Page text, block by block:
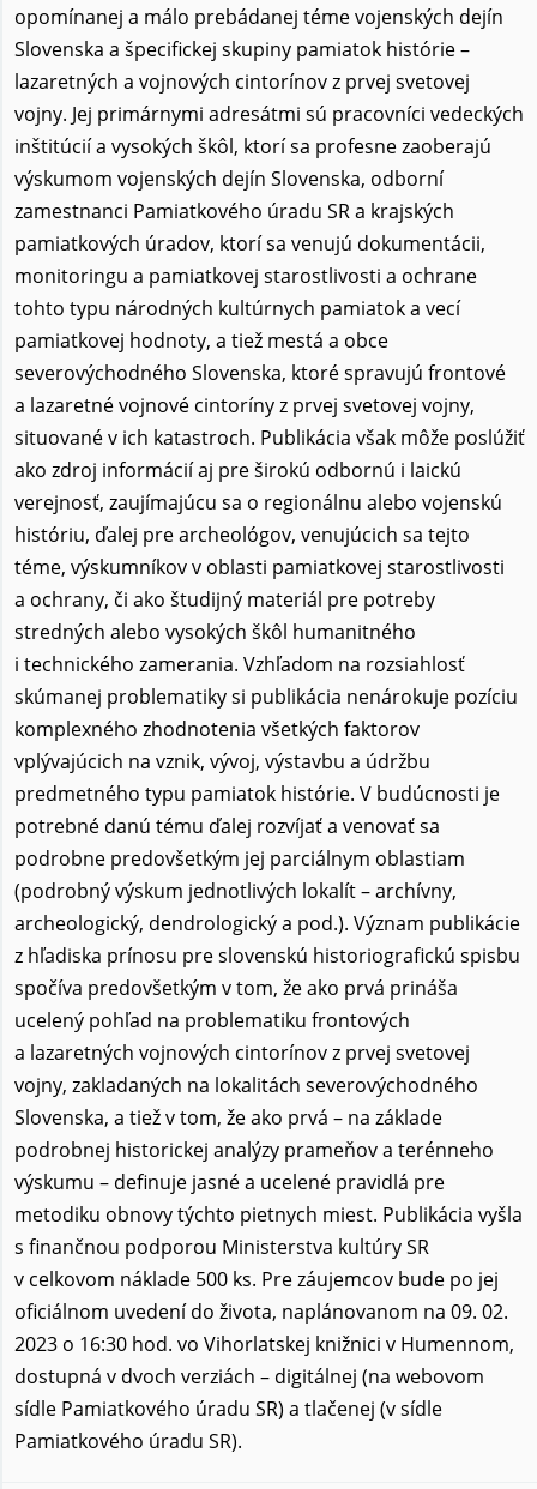
opomínanej a málo prebádanej téme vojenských dejín
Slovenska a špecifickej skupiny pamiatok histórie –
lazaretných a vojnových cintorínov z prvej svetovej
vojny. Jej primárnymi adresátmi sú pracovníci vedeckých
inštitúcií a vysokých škôl, ktorí sa profesne zaoberajú
výskumom vojenských dejín Slovenska, odborní
zamestnanci Pamiatkového úradu SR a krajských
pamiatkových úradov, ktorí sa venujú dokumentácii,
monitoringu a pamiatkovej starostlivosti a ochrane
tohto typu národných kultúrnych pamiatok a vecí
pamiatkovej hodnoty, a tiež mestá a obce
severovýchodného Slovenska, ktoré spravujú frontové
a lazaretné vojnové cintoríny z prvej svetovej vojny,
situované v ich katastroch. Publikácia však môže poslúžiť
ako zdroj informácií aj pre širokú odbornú i laickú
verejnosť, zaujímajúcu sa o regionálnu alebo vojenskú
históriu, ďalej pre archeológov, venujúcich sa tejto
téme, výskumníkov v oblasti pamiatkovej starostlivosti
a ochrany, či ako študijný materiál pre potreby
stredných alebo vysokých škôl humanitného
i technického zamerania. Vzhľadom na rozsiahlosť
skúmanej problematiky si publikácia nenárokuje pozíciu
komplexného zhodnotenia všetkých faktorov
vplývajúcich na vznik, vývoj, výstavbu a údržbu
predmetného typu pamiatok histórie. V budúcnosti je
potrebné danú tému ďalej rozvíjať a venovať sa
podrobne predovšetkým jej parciálnym oblastiam
(podrobný výskum jednotlivých lokalít – archívny,
archeologický, dendrologický a pod.). Význam publikácie
z hľadiska prínosu pre slovenskú historiografickú spisbu
spočíva predovšetkým v tom, že ako prvá prináša
ucelený pohľad na problematiku frontových
a lazaretných vojnových cintorínov z prvej svetovej
vojny, zakladaných na lokalitách severovýchodného
Slovenska, a tiež v tom, že ako prvá – na základe
podrobnej historickej analýzy prameňov a terénneho
výskumu – definuje jasné a ucelené pravidlá pre
metodiku obnovy týchto pietnych miest. Publikácia vyšla
s finančnou podporou Ministerstva kultúry SR
v celkovom náklade 500 ks. Pre záujemcov bude po jej
oficiálnom uvedení do života, naplánovanom na 09. 02.
2023 o 16:30 hod. vo Vihorlatskej knižnici v Humennom,
dostupná v dvoch verziách – digitálnej (na webovom
sídle Pamiatkového úradu SR) a tlačenej (v sídle
Pamiatkového úradu SR).